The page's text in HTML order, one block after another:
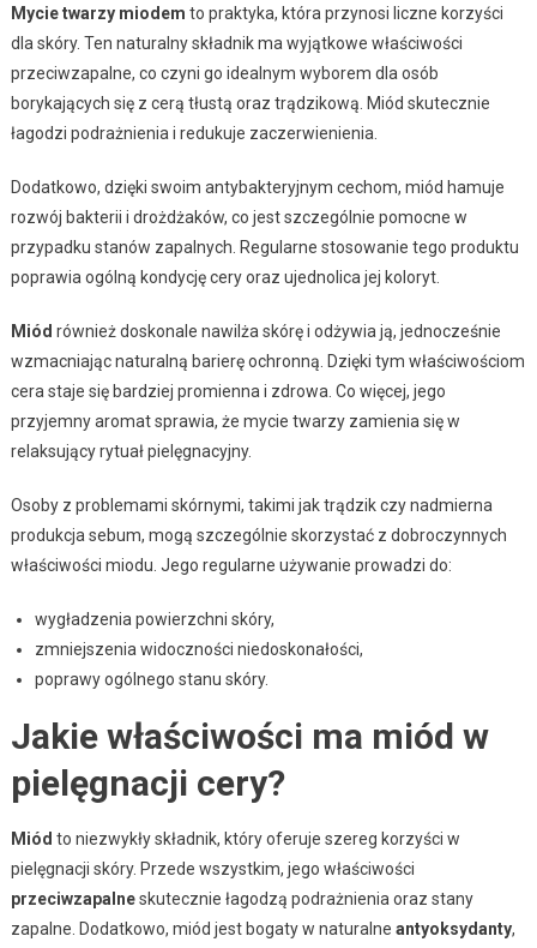
Mycie twarzy miodem to praktyka, która przynosi liczne korzyści
dla skóry. Ten naturalny składnik ma wyjątkowe właściwości
przeciwzapalne, co czyni go idealnym wyborem dla osób
borykających się z cerą tłustą oraz trądzikową. Miód skutecznie
łagodzi podrażnienia i redukuje zaczerwienienia.
Dodatkowo, dzięki swoim antybakteryjnym cechom, miód hamuje
rozwój bakterii i drożdżaków, co jest szczególnie pomocne w
przypadku stanów zapalnych. Regularne stosowanie tego produktu
poprawia ogólną kondycję cery oraz ujednolica jej koloryt.
Miód również doskonale nawilża skórę i odżywia ją, jednocześnie
wzmacniając naturalną barierę ochronną. Dzięki tym właściwościom
cera staje się bardziej promienna i zdrowa. Co więcej, jego
przyjemny aromat sprawia, że mycie twarzy zamienia się w
relaksujący rytuał pielęgnacyjny.
Osoby z problemami skórnymi, takimi jak trądzik czy nadmierna
produkcja sebum, mogą szczególnie skorzystać z dobroczynnych
właściwości miodu. Jego regularne używanie prowadzi do:
wygładzenia powierzchni skóry,
zmniejszenia widoczności niedoskonałości,
poprawy ogólnego stanu skóry.
Jakie właściwości ma miód w
pielęgnacji cery?
Miód to niezwykły składnik, który oferuje szereg korzyści w
pielęgnacji skóry. Przede wszystkim, jego właściwości
przeciwzapalneskutecznie łagodzą podrażnienia oraz stany
zapalne. Dodatkowo, miód jest bogaty w naturalne antyoksydanty,